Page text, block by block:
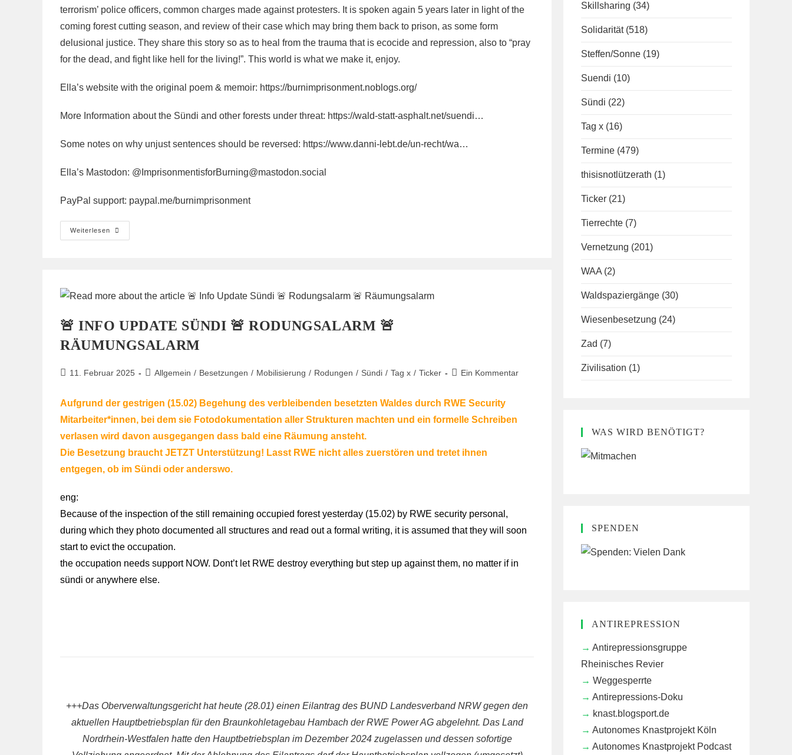
terrorism’ police officers, common charges made against protesters. It is spoken again 5 years later in light of the
coming forest cutting season, and review of their case which may bring them back to prison, as some form
delusional justice. They share this story so as to heal from the trauma that is ecocide and repression, also to “pray
for the dead, and fight like hell for the living!”. This world is what we make it, enjoy.
Ella’s website with the original poem & memoir: https://burnimprisonment.noblogs.org/
More Information about the Sündi and other forests under threat: https://wald-statt-asphalt.net/suendi…
Some notes on why unjust sentences should be reversed: https://www.danni-lebt.de/un-recht/wa…
Ella’s Mastodon: @ImprisonmentisforBurning@mastodon.social
PayPal support: paypal.me/burnimprisonment
Weiterlesen
Strength
For
🚨 INFO UPDATE SÜNDI 🚨 RODUNGSALARM 🚨
RÄUMUNGSALARM
Beitrag
11. Februar 2025
Beitrags-
Allgemein / Besetzungen / Mobilisierung / Rodungen / Sündi / Tag x / Ticker
Beitrags-
Ein Kommentar
Aufgrund der gestrigen (15.02) Begehung des verbleibenden besetzten Waldes durch RWE Security
Mitarbeiter*innen, bei dem sie Fotodokumentation aller Strukturen machten und ein formelle Schreiben
verlasen wird davon ausgegangen dass bald eine Räumung ansteht.
Die Besetzung braucht JETZT Unterstützung! Lasst RWE nicht alles zuerstören und tretet ihnen
entgegen, ob im Sündi oder anderswo.
eng:
Because of the inspection of the still remaining occupied forest yesterday (15.02) by RWE security personal,
during which they photo documented all structures and read out a formal writing, it is assumed that they will soon
start to evict the occupation.
the occupation needs support NOW. Dont’t let RWE destroy everything but step up against them, no matter if in
sündi or anywhere else.
+++Das Oberverwaltungsgericht hat heute (28.01) einen Eilantrag des BUND Landesverband NRW gegen den
aktuellen Hauptbetriebsplan für den Braunkohletagebau Hambach der RWE Power AG abgelehnt. Das Land
Nordrhein-Westfalen hatte den Hauptbetriebsplan im Dezember 2024 zugelassen und dessen sofortige
Skillsharing (34)
Solidarität (518)
Steffen/Sonne (19)
Suendi (10)
Sündi (22)
Tag x (16)
Termine (479)
thisisnotlützerath (1)
Ticker (21)
Tierrechte (7)
Vernetzung (201)
WAA (2)
Waldspaziergänge (30)
Wiesenbesetzung (24)
Zad (7)
Zivilisation (1)
WAS WIRD BENÖTIGT?
SPENDEN
ANTIREPRESSION
Antirepressionsgruppe
Rheinisches Revier
Weggesperrte
Antirepressions-Doku
knast.blogsport.de
Autonomes Knastprojekt Köln
Autonomes Knastprojekt Podcast